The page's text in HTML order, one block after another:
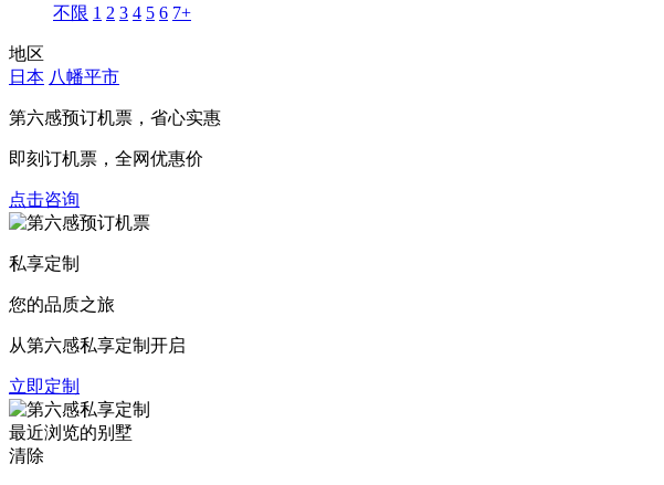
不限 1 2 3 4 5 6 7+
地区
日本 八幡平市
第六感预订机票， 省心实惠
即刻订机票，全网优惠价
点击咨询
私享定制
您的品质之旅
从第六感私享定制开启
立即定制
最近浏览的别墅
清除